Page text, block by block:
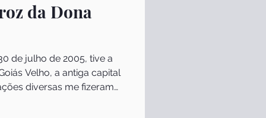
da Dona
de julho de 2005, tive a
Velho, a antiga capital
diversas me fizeram